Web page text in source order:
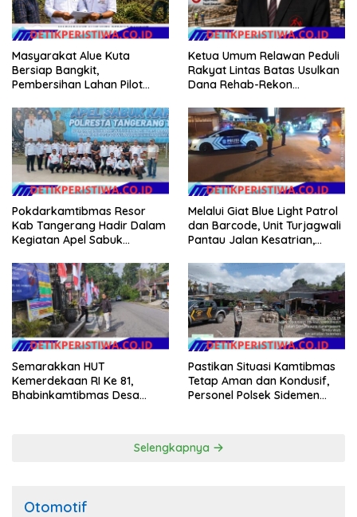
Masyarakat Alue Kuta
Bersiap Bangkit,
Pembersihan Lahan Pilot
Tanah Dimulai Sabtu
Ketua Umum Relawan Peduli
Rakyat Lintas Batas Usulkan
Dana Rehab-Rekon
Dikelola Langsung
Pemerintah Pusat
Pokdarkamtibmas Resor
Kab Tangerang Hadir Dalam
Kegiatan Apel Sabuk
Tangerang Tahun 2026
Melalui Giat Blue Light Patrol
dan Barcode, Unit Turjagwali
Pantau Jalan Kesatrian,
Semarakkan HUT
Kemerdekaan RI Ke 81,
Bhabinkamtibmas Desa
Pastikan Situasi Kamtibmas
Tetap Aman dan Kondusif,
Personel Polsek Sidemen
Selengkapnya
Otomotif